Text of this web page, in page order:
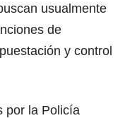
usualmente
de
y control
por la Policía